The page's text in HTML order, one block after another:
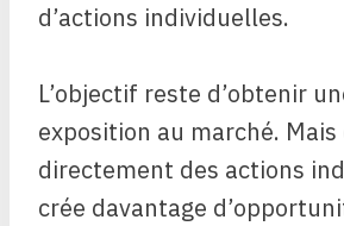
d’actions individuelles.
L’objectif reste d’obtenir
exposition au marché.
directement des actions
crée davantage